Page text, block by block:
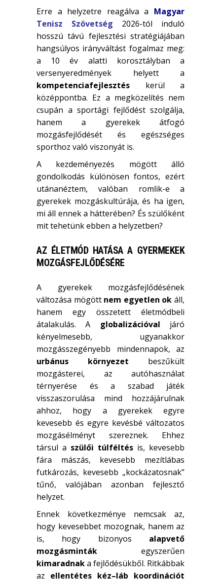
Erre a helyzetre reagálva a Magyar
Tenisz Szövetség 2026-tól induló
hosszú távú fejlesztési stratégiájában
hangsúlyos irányváltást fogalmaz meg:
a 10 év alatti korosztályban a
versenyeredmények helyett a
kompetenciafejlesztés kerül a
középpontba. Ez a megközelítés nem
csupán a sportági fejlődést szolgálja,
hanem a gyerekek átfogó
mozgásfejlődését és egészséges
sporthoz való viszonyát is.
A kezdeményezés mögött álló
gondolkodás különösen fontos, ezért
utánanéztem, valóban romlik-e a
gyerekek mozgáskultúrája, és ha igen,
mi áll ennek a hátterében? És szülőként
mit tehetünk ebben a helyzetben?
AZ ÉLETMÓD HATÁSA A GYERMEKEK
MOZGÁSFEJLŐDÉSÉRE
A gyerekek mozgásfejlődésének
változása mögött nem egyetlen ok áll,
hanem egy összetett életmódbeli
átalakulás. A globalizációval járó
kényelmesebb, ugyanakkor
mozgásszegényebb mindennapok, az
urbánus környezet beszűkült
mozgásterei, az autóhasználat
térnyerése és a szabad játék
visszaszorulása mind hozzájárulnak
ahhoz, hogy a gyerekek egyre
kevesebb és egyre kevésbé változatos
mozgásélményt szereznek. Ehhez
társul a szülői túlféltés is, kevesebb
fára mászás, kevesebb mezítlábas
futkározás, kevesebb „kockázatosnak”
tűnő, valójában azonban fejlesztő
helyzet.
Ennek következménye nemcsak az,
hogy kevesebbet mozognak, hanem az
is, hogy bizonyos alapvető
mozgásminták egyszerűen
kimaradnaka fejlődésükből. Ritkábbak
az ellentétes kéz–láb koordinációt